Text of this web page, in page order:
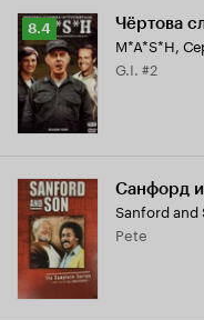
Рейтинг
Кинопоиска
8.4
8.4 Чёртова
M*A*S*H,
G.I. #2
Санфорд
Sanford and
Pete